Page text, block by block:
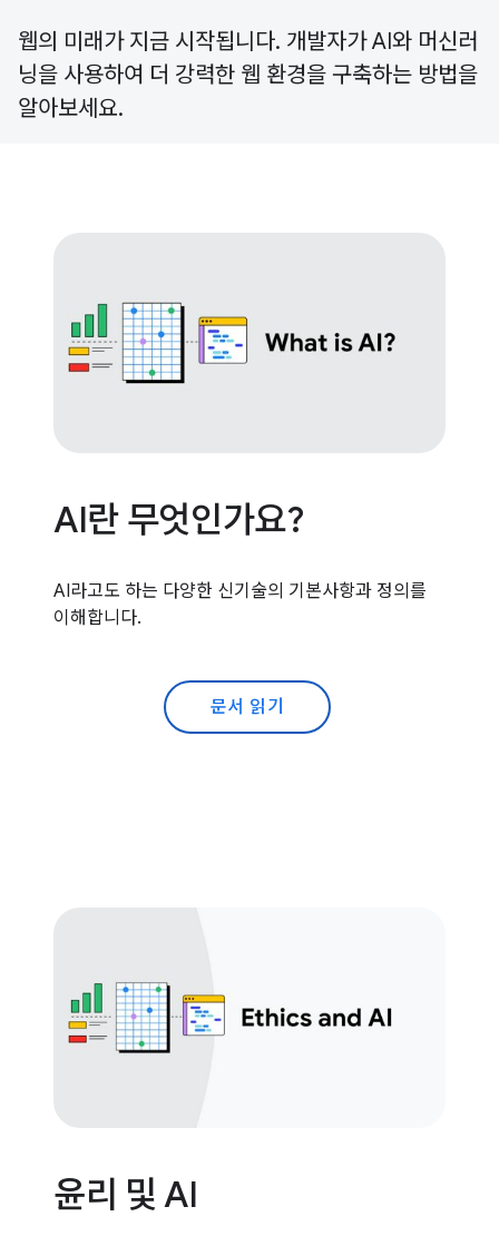
웹의 미래가 지금 시작됩니다. 개발자가 AI와 머신러
닝을 사용하여 더 강력한 웹 환경을 구축하는 방법을
알아보세요.
AI란 무엇인가요?
AI라고도 하는 다양한 신기술의 기본사항과 정의를
이해합니다.
문서 읽기
윤리 및 AI